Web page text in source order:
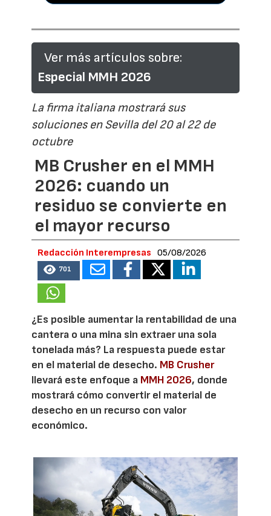
Ver más artículos sobre:
Especial MMH 2026
La firma italiana mostrará sus
soluciones en Sevilla del 20 al 22 de
octubre
MB Crusher en el MMH
2026: cuando un
residuo se convierte en
el mayor recurso
Redacción Interempresas 05/08/2026
701
¿Es posible aumentar la rentabilidad de una
cantera o una mina sin extraer una sola
tonelada más? La respuesta puede estar
en el material de desecho. MB Crusher
llevará este enfoque a MMH 2026, donde
mostrará cómo convertir el material de
desecho en un recurso con valor
económico.